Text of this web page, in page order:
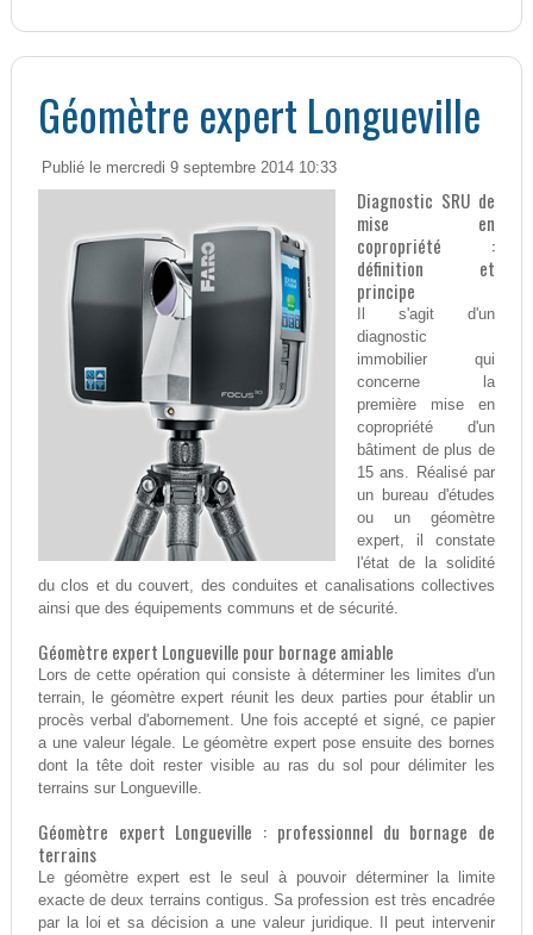
Géomètre expert Longueville
Publié le mercredi 9 septembre 2014 10:33
Diagnostic SRU de
mise en
copropriété :
définition et
principe
Il s'agit d'un
diagnostic
immobilier qui
concerne la
première mise en
copropriété d'un
bâtiment de plus de
15 ans. Réalisé par
un bureau d'études
ou un géomètre
expert, il constate
l'état de la solidité
du clos et du couvert, des conduites et canalisations collectives
ainsi que des équipements communs et de sécurité.
Géomètre expert Longueville pour bornage amiable
Lors de cette opération qui consiste à déterminer les limites d'un
terrain, le géomètre expert réunit les deux parties pour établir un
procès verbal d'abornement. Une fois accepté et signé, ce papier
a une valeur légale. Le géomètre expert pose ensuite des bornes
dont la tête doit rester visible au ras du sol pour délimiter les
terrains sur Longueville.
Géomètre expert Longueville : professionnel du bornage de
terrains
Le géomètre expert est le seul à pouvoir déterminer la limite
exacte de deux terrains contigus. Sa profession est très encadrée
par la loi et sa décision a une valeur juridique. Il peut intervenir